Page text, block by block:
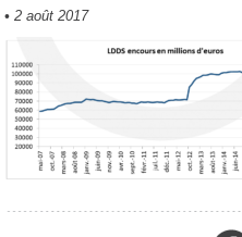
• 2 août 2017